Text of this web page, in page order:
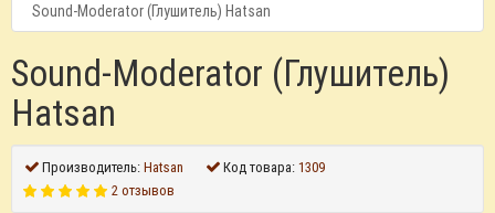
Sound-Moderator (Глушитель) Hatsan
Sound-Moderator (Глушитель)
Hatsan
Производитель:Hatsan Код товара:1309
2 отзывов